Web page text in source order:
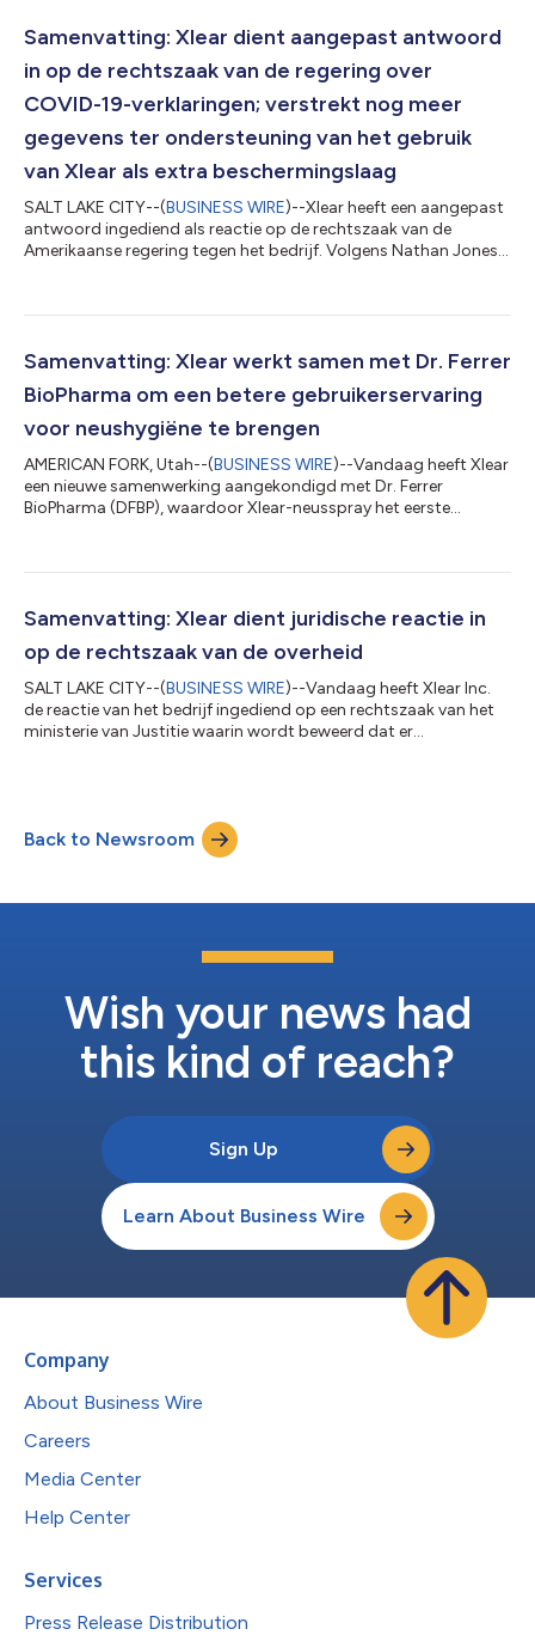
Samenvatting: Xlear dient aangepast antwoord
in op de rechtszaak van de regering over
COVID-19-verklaringen; verstrekt nog meer
gegevens ter ondersteuning van het gebruik
van Xlear als extra beschermingslaag
SALT LAKE CITY--(BUSINESS WIRE)--Xlear heeft een aangepast
antwoord ingediend als reactie op de rechtszaak van de
Amerikaanse regering tegen het bedrijf. Volgens Nathan Jones,
gegevens die de verklaringen ondersteunen die Xlear heeft
bestrijding van COVID-19, die ons publiek
gezondheidsfunctionarissen negeren; Ten tweede wo...
Samenvatting: Xlear werkt samen met Dr. Ferrer
BioPharma om een betere gebruikerservaring
voor neushygiëne te brengen
AMERICAN FORK, Utah--(BUSINESS WIRE)--Vandaag heeft Xlear
een nieuwe samenwerking aangekondigd met Dr. Ferrer
BioPharma (DFBP), waardoor Xlear-neusspray het eerste
die onderzoek doet shows behaalt een betere dispersie en
Onderzoek naar neusreiniging heeft uitgewezen dat het spoelen
van neus en neusholte een belangrijk hul...
Samenvatting: Xlear dient juridische reactie in
op de rechtszaak van de overheid
SALT LAKE CITY--(BUSINESS WIRE)--Vandaag heeft Xlear Inc.
de reactie van het bedrijf ingediend op een rechtszaak van het
ministerie van Justitie waarin wordt beweerd dat er
tegen de regering in, waaronder schendingen van het recht op
vrije meningsuiting van het eerste amendement van Xlear.
Nathan Jones, CEO van...
Back to Newsroom
Wish your news had
this kind of reach?
Sign Up
Learn About Business Wire
Company
About Business Wire
Careers
Media Center
Help Center
Services
Press Release Distribution